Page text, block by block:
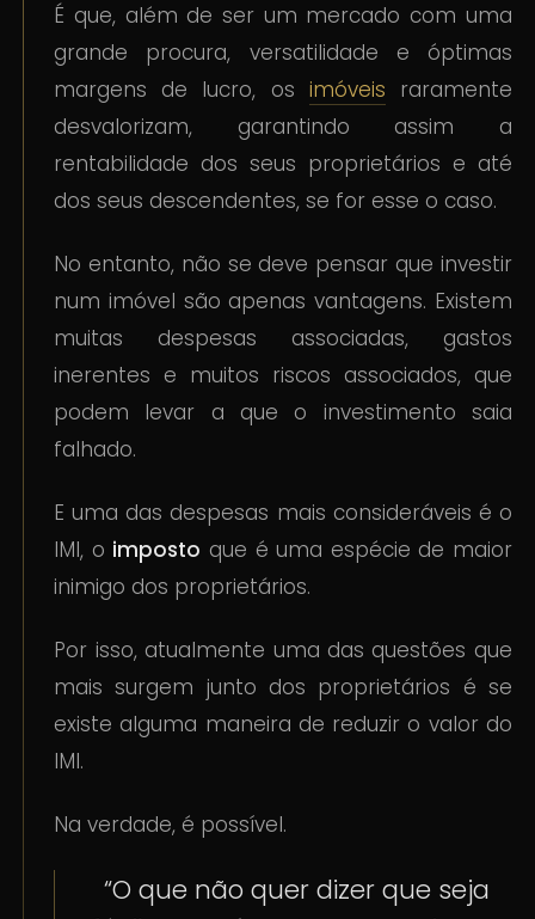
É que, além de ser um mercado com uma
grande procura, versatilidade e óptimas
margens de lucro, os imóveis raramente
desvalorizam, garantindo assim a
rentabilidade dos seus proprietários e até
dos seus descendentes, se for esse o caso.
No entanto, não se deve pensar que investir
num imóvel são apenas vantagens. Existem
muitas despesas associadas, gastos
inerentes e muitos riscos associados, que
podem levar a que o investimento saia
falhado.
E uma das despesas mais consideráveis é o
IMI, o imposto que é uma espécie de maior
inimigo dos proprietários.
Por isso, atualmente uma das questões que
mais surgem junto dos proprietários é se
existe alguma maneira de reduzir o valor do
IMI.
Na verdade, é possível.
“O que não quer dizer que seja